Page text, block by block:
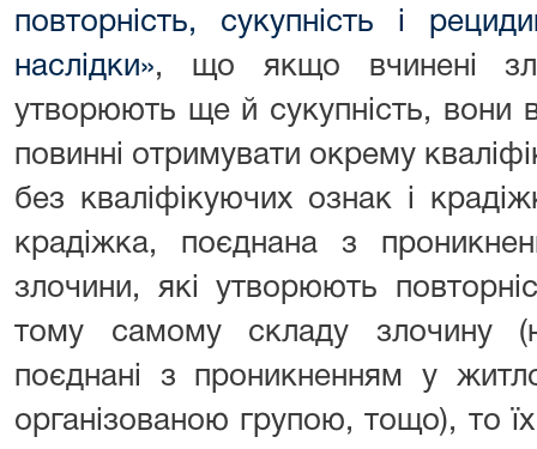
повторність, сукупність і
наслідки», що якщо вчинені
утворюють ще й сукупність, вони
повинні отримувати окрему
без кваліфікуючих ознак і
крадіжка, поєднана з
злочини, які утворюють
тому самому складу злочину
поєднані з проникненням у
організованою групою, тощо), то їх